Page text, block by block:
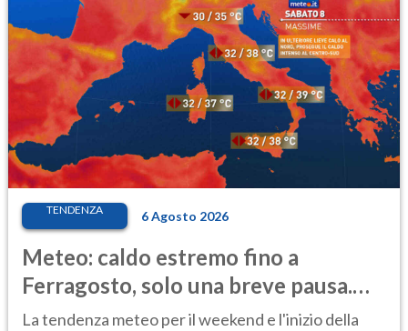
TENDENZA 6 Agosto 2026
Meteo: caldo estremo fino a
Ferragosto, solo una breve pausa.
Ecco dove
La tendenza meteo per il weekend e l'inizio della